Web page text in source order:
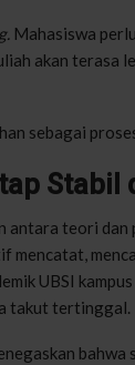
Mahasiswa
akan terasa
sebagai
Stabil
teori dan
mencatat,
UBSI
takut tertinggal.